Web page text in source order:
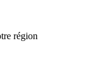
région